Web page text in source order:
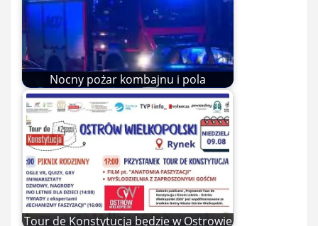
Nocny pożar kombajnu i pola
Tour de Konstytucja będzie w Ostrowie